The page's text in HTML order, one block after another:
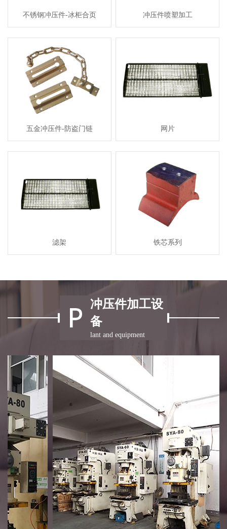
不锈钢冲压件-冰柜合页 冲压件喷塑加工
五金冲压件-防盗门链 网片
滤架 铁芯系列
冲压件加工设
备
lant and equipment